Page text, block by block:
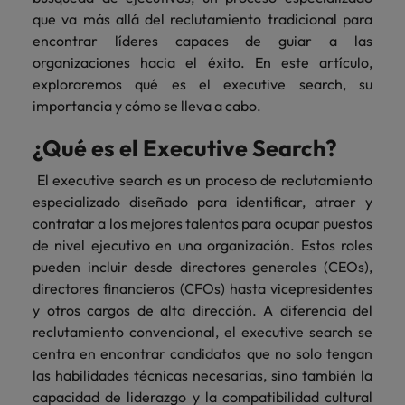
vacante
de
empleo
Marketing y
Ventas
Incorpora
talento
comercial y de
marketing para
crecimiento,
fortalecer tu
marca,
desarrollar
negocio y
potenciar tus
canales de
venta.
Recursos
Humanos
Encuentra
profesionales de
humanos para
talento,
compensaciones,
desarrollo
organizacional y
liderazgo de
equipos.
Legal
Contrata
abogados y
vacantes
leyendo
expertos en
empleo para
hablar sobre el
mercado
laboral.
más
Singapur
Corea del Sur
España
Suiza
Taiwan
Tailandia
Países Bajos
Oriente Medio
Reino Unido
Estados Unidos
Vietnam
Seis errores que evitar en tu CV
Consejos de carrera
Aprende a desarrollar tus
habilidades de liderazgo
Laboral Contingente
Únete a nuestro equipo
Yo soy Robert Walters, ¿y tú? Serás
parte de un equipo con espíritu
emprendedor, enfocado a objetivos
donde podrás aprender y
desarrollarte.
Ver más
Chile
China
Francia
Alemania
Hong Kong
India
Indonesia
Irlanda
Italia
Japón
Singapur
Corea del Sur
España
Suiza
Taiwan
Países Bajos
Oriente Medio
Reino Unido
Estados Unidos
que va más allá del reclutamiento tradicional para
encontrar líderes capaces de guiar a las
organizaciones hacia el éxito. En este artículo,
exploraremos qué es el executive search, su
importancia y cómo se lleva a cabo.
¿Qué es el Executive Search?
El executive search es un proceso de reclutamiento
especializado diseñado para identificar, atraer y
contratar a los mejores talentos para ocupar puestos
de nivel ejecutivo en una organización. Estos roles
pueden incluir desde directores generales (CEOs),
directores financieros (CFOs) hasta vicepresidentes
y otros cargos de alta dirección. A diferencia del
reclutamiento convencional, el executive search se
centra en encontrar candidatos que no solo tengan
las habilidades técnicas necesarias, sino también la
capacidad de liderazgo y la compatibilidad cultural